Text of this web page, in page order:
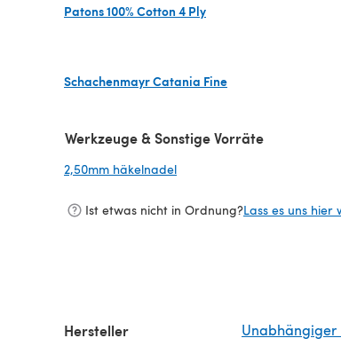
Patons 100% Cotton 4 Ply
Schachenmayr Catania Fine
Werkzeuge & Sonstige Vorräte
2,50mm häkelnadel
Ist etwas nicht in Ordnung?Lass es uns hier
Hersteller Unabhängiger